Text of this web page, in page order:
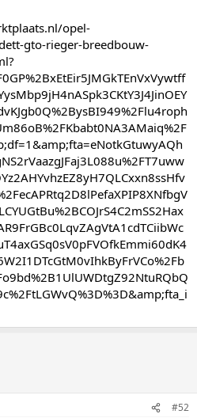
opel-
gto-rieger-breedbouw-
#52